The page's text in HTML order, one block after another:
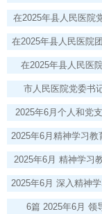
+前三季度意
在2025年县人民医院
会议暨
在2025年县人民医院
2025年下半
在2025年县人民医
市人民医院党委书
2025年6月个人和党
2025年6月精神学习
2025年6月 精神学习
2025年6月 深入精神
6篇 2025年6月 领